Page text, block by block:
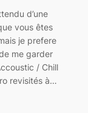
d’une
vous êtes
je prefere
me garder
/ Chill
revisités à…